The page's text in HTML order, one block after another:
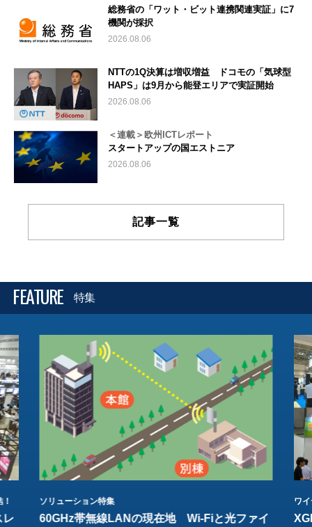
総務省の「ワット・ビット連携関連実証」に7
機関が採択
2026.08.06
NTTの1Q決算は増収増益 ドコモの「気球型
HAPS」は9月から能登エリアで実証開始
2026.08.06
＜連載＞欧州ICTレポート
スタートアップの国エストニア
2026.08.06
記事一覧
FEATURE 特集
レ
ソリューション特集
60GHz帯無線LANの現在地 Wi-Fiと光ファイ
ワ